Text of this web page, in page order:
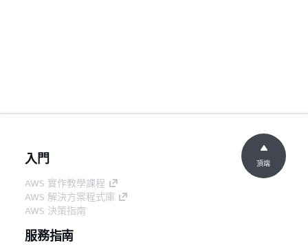
入門
AWS 實作教學課程
AWS 解決方案程式庫
AWS 決策指南
服務指南
頂端